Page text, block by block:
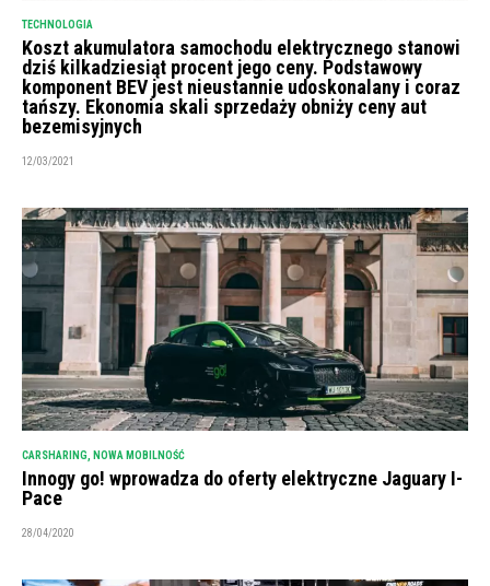
TECHNOLOGIA
Koszt akumulatora samochodu elektrycznego stanowi
dziś kilkadziesiąt procent jego ceny. Podstawowy
komponent BEV jest nieustannie udoskonalany i coraz
tańszy. Ekonomia skali sprzedaży obniży ceny aut
bezemisyjnych
12/03/2021
CARSHARING, NOWA MOBILNOŚĆ
Innogy go! wprowadza do oferty elektryczne Jaguary I-
Pace
28/04/2020